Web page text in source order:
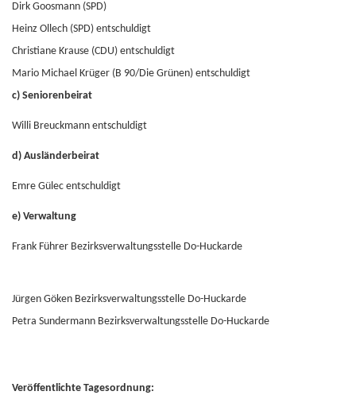
Dirk Goosmann (SPD)
Heinz Ollech (SPD) entschuldigt
Christiane Krause (CDU) entschuldigt
Mario Michael Krüger (B 90/Die Grünen) entschuldigt
c) Seniorenbeirat
Willi Breuckmann entschuldigt
d) Ausländerbeirat
Emre Gülec entschuldigt
e) Verwaltung
Frank Führer Bezirksverwaltungsstelle Do-Huckarde
Jürgen Göken Bezirksverwaltungsstelle Do-Huckarde
Petra Sundermann Bezirksverwaltungsstelle Do-Huckarde
Veröffentlichte Tagesordnung: